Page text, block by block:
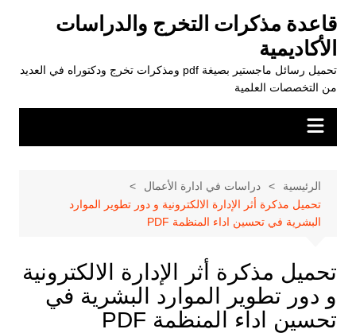
المحتوى
قاعدة مذكرات التخرج والدراسات
الأكاديمية
تحميل رسائل ماجستير بصيغة pdf ومذكرات تخرج ودكتوراه في العديد
من التخصصات العلمية
الرئيسية
دراسات في ادارة الأعمال
تحميل مذكرة أثر الإدارة الالكترونية و دور تطوير الموارد
البشرية في تحسين اداء المنظمة PDF
تحميل مذكرة أثر الإدارة الالكترونية
و دور تطوير الموارد البشرية في
تحسين اداء المنظمة PDF